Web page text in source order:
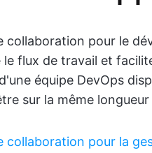
collaboration pour le
le flux de travail et
équipe DevOps
sur la même
collaboration pour la